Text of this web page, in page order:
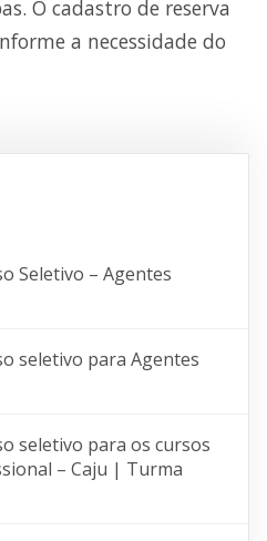
O cadastro de reserva
a necessidade do
Seletivo – Agentes
seletivo para Agentes
seletivo para os cursos
– Caju | Turma